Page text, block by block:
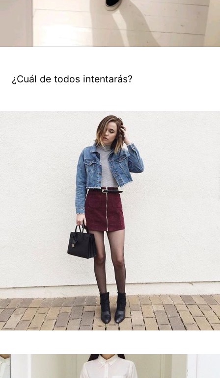
¿Cuál de todos intentarás?